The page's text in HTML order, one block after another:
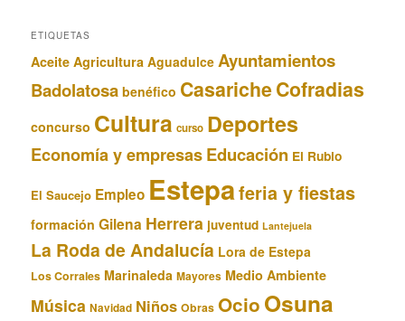
ETIQUETAS
Aceite Agricultura Aguadulce Ayuntamientos
Badolatosa benéfico CasaricheCofradias
concurso Cultura curso Deportes
Economía y empresasEducación El Rubio
El Saucejo Empleo Estepaferia y fiestas
formación Gilena Herrera juventud Lantejuela
La Roda de Andalucía Lora de Estepa
Los Corrales Marinaleda Mayores Medio Ambiente
Música Navidad Niños Obras Ocio Osuna